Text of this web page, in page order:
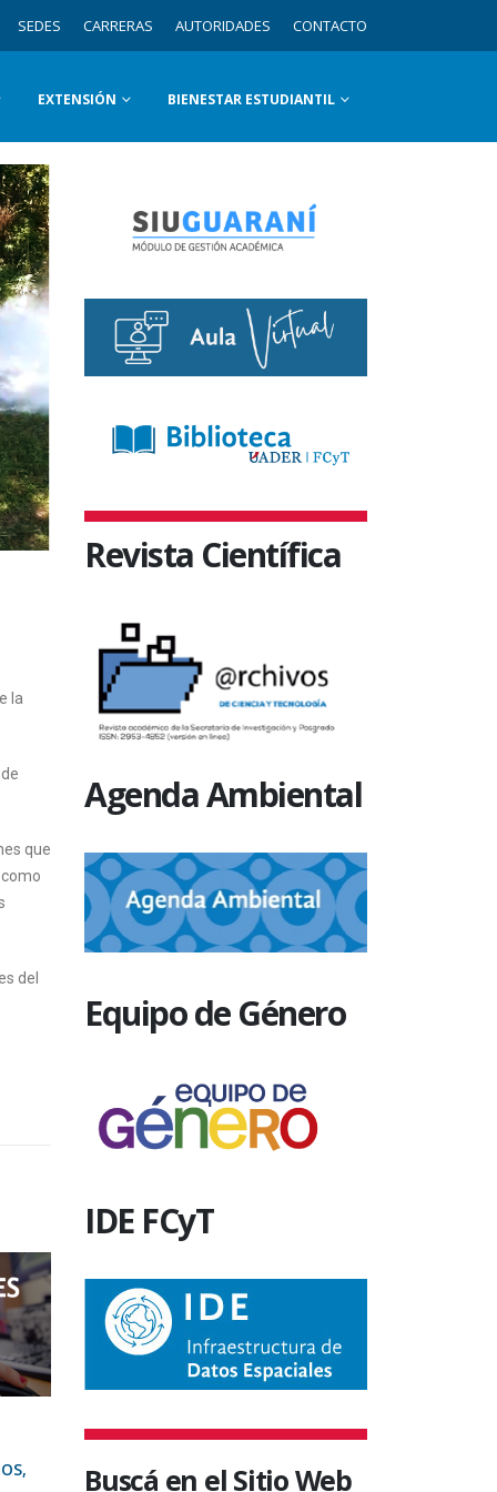
SEDES CARRERAS AUTORIDADES CONTACTO
EXTENSIÓN BIENESTAR ESTUDIANTIL
la
que
del
DECANATO, ORO VERDE, PERSONAL
ADMINISTRATIVO Y DE SERVICIOS
Revista Científica
Agenda Ambiental
Equipo de Género
IDE FCyT
Buscá en el Sitio Web